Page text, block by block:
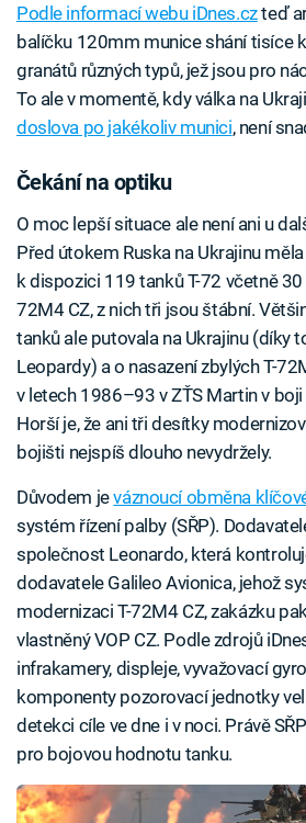
Podle informací webu iDnes.czteď
balíčku 120mm munice shání tisíce
granátů různých typů, jež jsou pro
To ale v momentě, kdy válka na
doslova po jakékoliv munici, není
Čekání na optiku
O moc lepší situace ale není ani u
Před útokem Ruska na Ukrajinu
k dispozici 119 tanků T-72 včetně
72M4 CZ, z nich tři jsou štábní.
tanků ale putovala na Ukrajinu (díky
Leopardy) a o nasazení zbylých T-
v letech 1986–93 v ZŤS Martin v
Horší je, že ani tři desítky
bojišti nejspíš dlouho nevydržely.
Důvodem jeváznoucí obměna
systém řízení palby (SŘP).
společnost Leonardo, která
dodavatele Galileo Avionica, jehož
modernizaci T-72M4 CZ, zakázku
vlastněný VOP CZ. Podle zdrojů
infrakamery, displeje, vyvažovací
komponenty pozorovací jednotky
detekci cíle ve dne i v noci. Právě
pro bojovou hodnotu tanku.